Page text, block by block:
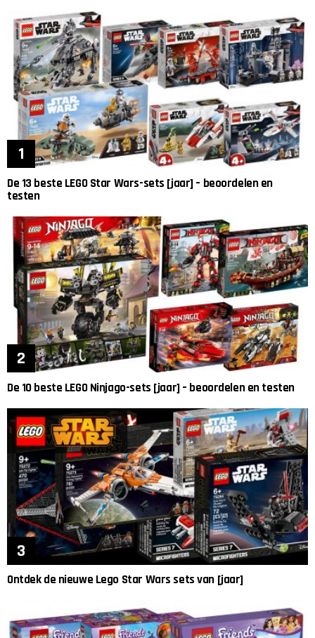
De 13 beste LEGO Star Wars-sets [jaar] – beoordelen en
testen
De 10 beste LEGO Ninjago-sets [jaar] – beoordelen en testen
Ontdek de nieuwe Lego Star Wars sets van [jaar]